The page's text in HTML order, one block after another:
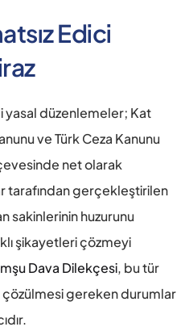
Edici
yasal düzenlemeler; Kat
ve Türk Ceza Kanunu
net olarak
tarafından gerçekleştirilen
sakinlerinin huzurunu
şikayetleri çözmeyi
Dava Dilekçesi, bu tür
gereken durumlar